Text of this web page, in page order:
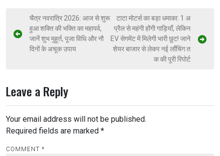
चैत्र नवरात्रि 2026: आज से शुरू
हुआ शक्ति की भक्ति का महापर्व,
जानें शुभ मुहूर्त, पूजा विधि और नौ
दिनों के अचूक उपाय
टाटा मोटर्स का बड़ा धमाका: 1 अ
प्रैल से महंगी होंगी गाड़ियाँ, लेकिन
EV सेगमेंट में मिलेगी भारी छुट! जाने
शेयर बाजार से लेकर नई लाँचिंग त
क की पूरी रिपोर्ट
Leave a Reply
Your email address will not be published.
Required fields are marked *
COMMENT *